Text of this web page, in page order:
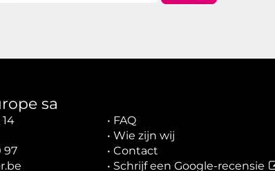
sa
97
• FAQ
• Wie zijn wij
• Contact
• Schrijf een Google-recensie